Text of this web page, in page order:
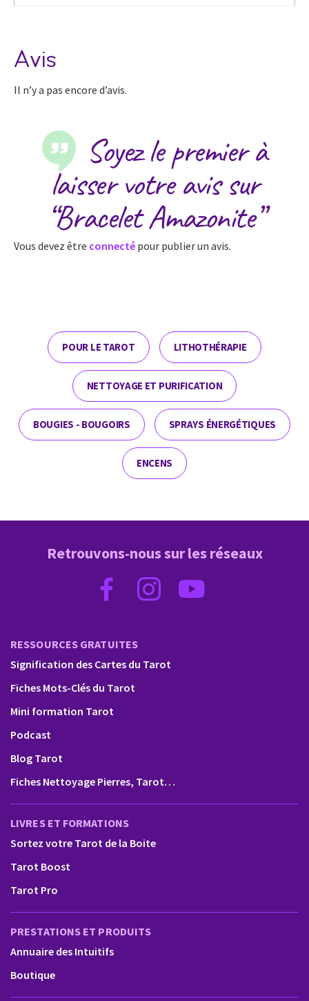
Avis
Il n’y a pas encore d’avis.
Soyez le premier à
laisser votre avis sur
“Bracelet Amazonite”
Vous devez être connecté pour publier un avis.
POUR LE TAROT LITHOTHÉRAPIE
NETTOYAGE ET PURIFICATION
BOUGIES - BOUGOIRS SPRAYS ÉNERGÉTIQUES
ENCENS
RESSOURCES GRATUITES
Signification des Cartes du Tarot
Fiches Mots-Clés du Tarot
Mini formation Tarot
Podcast
Blog Tarot
Fiches Nettoyage Pierres, Tarot…
LIVRES ET FORMATIONS
Sortez votre Tarot de la Boite
Tarot Boost
Tarot Pro
PRESTATIONS ET PRODUITS
Annuaire des Intuitifs
Boutique
Retrouvons-nous sur les réseaux